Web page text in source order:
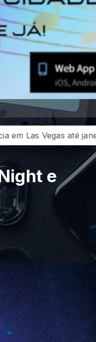
e Kylie Minogue
e